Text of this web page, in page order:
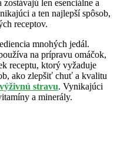
zostávajú len esenciálne a
a ten najlepší spôsob,
receptov.
mnohých jedál.
na prípravu omáčok,
receptu, ktorý vyžaduje
ako zlepšiť chuť a kvalitu
stravu. Vynikajúci
a minerály.